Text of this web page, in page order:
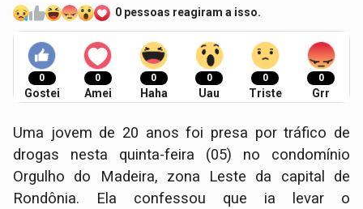
0 pessoas reagiram a isso.
0
Gostei
0
Amei
0
Haha
0
Uau
0
Triste
0
Grr
Uma jovem de 20 anos foi presa por tráfico de
drogas nesta quinta-feira (05) no condomínio
Orgulho do Madeira, zona Leste da capital de
Rondônia. Ela confessou que ia levar o